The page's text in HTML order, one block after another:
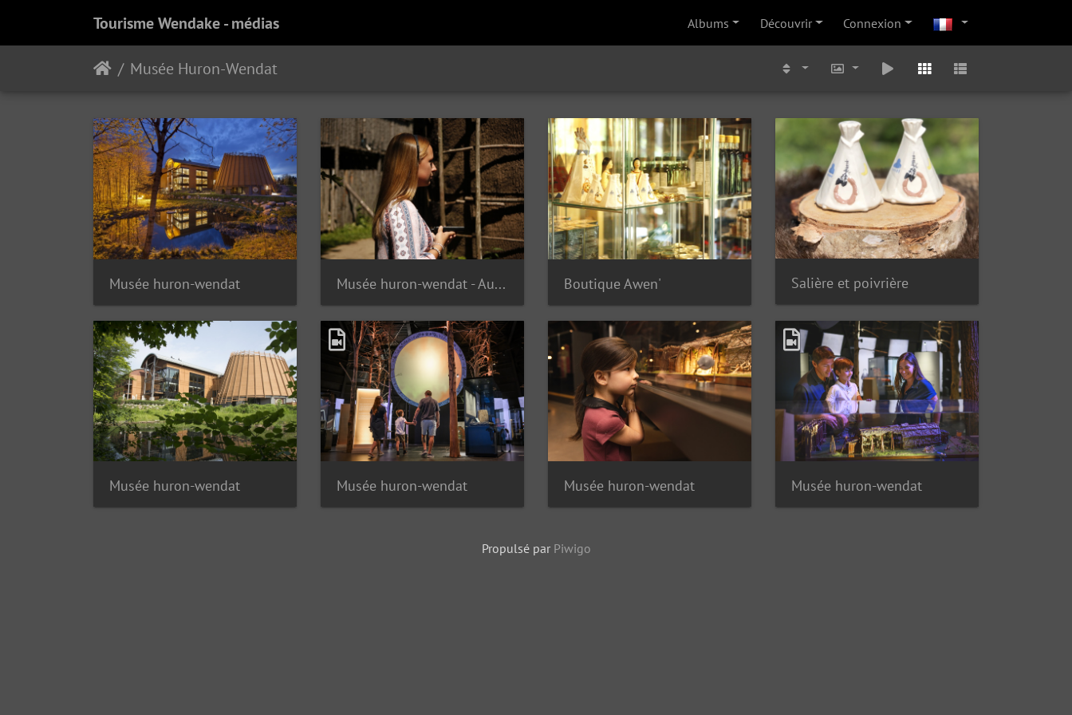
Tourisme Wendake - médias Albums Découvrir Connexion
Musée Huron-Wendat
Musée huron-wendat Musée huron-wendat - Audioguide Boutique Awen' Salière et poivrière
Musée huron-wendat Musée huron-wendat Musée huron-wendat Musée huron-wendat
Propulsé par Piwigo